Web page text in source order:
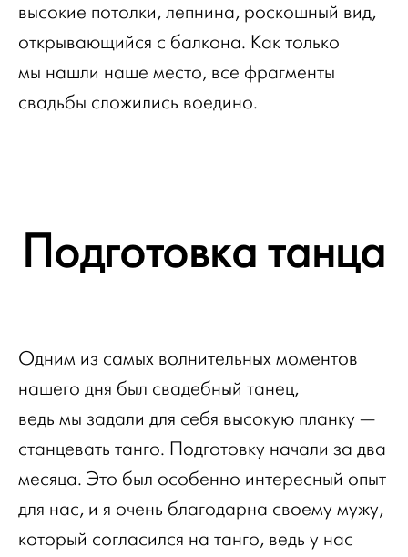
высокие потолки, лепнина, роскошный вид,
открывающийся с балкона. Как только
мы нашли наше место, все фрагменты
свадьбы сложились воедино.
Подготовка танца
Одним из самых волнительных моментов
нашего дня был свадебный танец,
ведь мы задали для себя высокую планку —
станцевать танго. Подготовку начали за два
месяца. Это был особенно интересный опыт
для нас, и я очень благодарна своему мужу,
который согласился на танго, ведь у нас